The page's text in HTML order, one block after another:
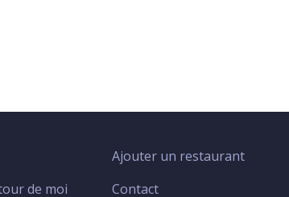
de moi
Menu
footer
Ajouter un restaurant
Contact